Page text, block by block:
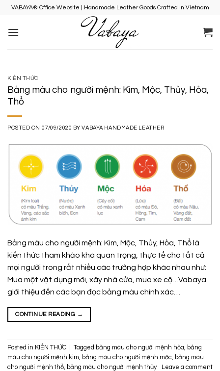
Skip
content
VABAYA® Office Website | Handmade Leather Goods Crafted in Vietnam
KIẾN THỨC
Bảng màu cho người mệnh: Kim, Mộc, Thủy, Hỏa,
Thổ
POSTED ON 07/09/2020 BYVABAYA HANDMADE LEATHER
Bảng màu cho người mệnh: Kim, Mộc, Thủy, Hỏa, Thổ là
kiến thức tham khảo khá quan trọng, thực tế cho tất cả
mọi người trong rất nhiều các trường hợp khác nhau như:
Mua một vật dụng mới, xây nhà cửa, mua xe cộ…Vabaya
giới thiệu đến các bạn đọc bảng màu chính xác…
CONTINUE READING →
Posted in KIẾN THỨC Tagged bảng màu cho người mệnh hỏa, bảng
màu cho người mệnh kim, bảng màu cho người mệnh mộc, bảng màu
cho người mệnh thổ, bảng màu cho người mệnh thủy Leave a comment